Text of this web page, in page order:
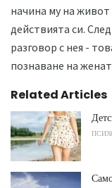
начина му на
действията си.
разговор с нея -
познаване на
Related Articles